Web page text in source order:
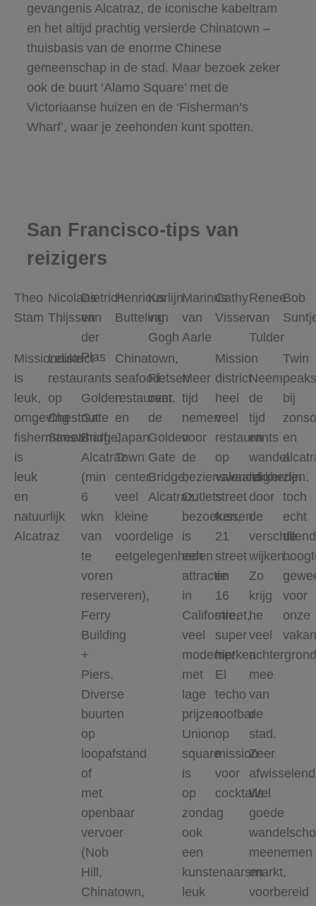
gevangenis Alcatraz, de iconische kabeltram
en het altijd prachtig versierde Chinatown –
thuisbasis van de enorme Chinese
gemeenschap in de stad. Maar bezoek zeker
ook de buurt ‘Alamo Square’ met de
Victoriaanse huizen en de ‘Fisherman’s
Wharf’, waar je zeehonden kunt spotten.
San Francisco-tips van
reizigers
Theo
Stam
Missiondistrict
is
leuk,
omgeving
fishermanswharf
is
leuk
en
natuurlijk
Alcatraz
Nicolaas
Thijssen
Leuke
restaurants
op
Chestnut
Street
Dietrich
van
der
Plas
Golden
Gate
Bridge,
Alcatraz
(min
6
wkn
van
te
voren
reserveren),
Ferry
Building
+
Piers.
Diverse
buurten
op
loopafstand
of
met
openbaar
vervoer
(Nob
Hill,
Chinatown,
Henricus
Butteling
Chinatown,
seafood
restaurant.
en
Japan
Town
center
veel
kleine
voordelige
eetgelegenheden
Karlijn
van
Gogh
Fietsen
over
de
Golden
Gate
Bridge,
Alcatraz.
Marinus
van
Aarle
Meer
tijd
nemen
voor
de
bezienswaardigheden.
Outlets
bezoeken,
is
een
attractie
in
Californie,
veel
modemerken
met
lage
prijzen.
Union
square
is
op
zondag
ook
een
kunstenaarsmarkt,
leuk
Cathy
Visser
Mission
district
heel
veel
restaurants
op
valencia
street
tussen
21
street
en
16
street,
super
hip!
El
techo
roofbar
op
mission
voor
cocktails
Renee
van
Tulder
Neem
de
tijd
en
wandel
lekker
door
de
wijken...
Zo
krijg
he
veel
mee
van
de
stad.
Zeer
Wel
goede
meenemen
en
voorbereid
Bob
Twin
peaks
bij
en
zijn
toch
echt
de
voor
onze